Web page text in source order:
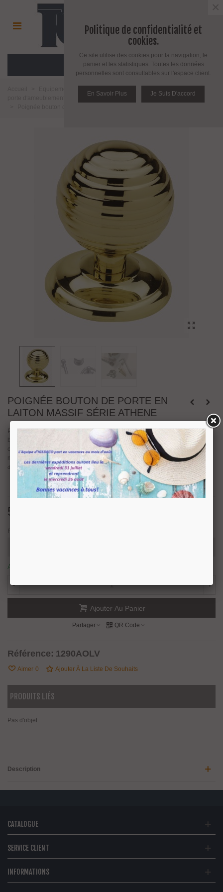
MENU
POIGNÉE BOUTON DE PORTE EN
LAITON MASSIF SÉRIE ATHENE
Pratiques et esthétique, notre large gamme de bouton de porte permet de
bien accorder ses poignées de portes au style de son habitat. Faîtes le bon
choix parmi notre sél
ection de boutons styl es ou contemporains pour un esprit
moderne et élégant.
Bouton de tiragesérie Athene 1290Apour porte en bois,
disponible en finitionlaiton poli et nickel satiné.
56,11 €
Finition
Article disponible sous 10/15 jours ouvrés.
- +
Ajouter Au Panier
Partager QR Code
Référence: 1290AOLV
Aimer 0 Ajouter À La Liste De Souhaits
PRODUITS LIÉS
Pas d'objet
Description
CATALOGUE
SERVICE CLIENT
INFORMATIONS
Politique de confidentialité et
cookies.
Ce site utilise des cookies pour la navigation, le
panier et les statistiques. Toutes les données
personnelles sont consultables sur l'espace client.
En Savoir Plus Je Suis D'accord